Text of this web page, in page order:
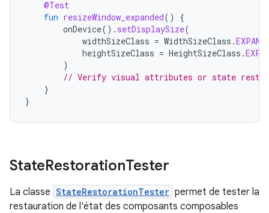
@Test
fun resizeWindow_expanded()
{
onDevice(). setDisplaySize(
widthSizeClass = WidthSizeClass .
heightSizeClass = HeightSizeClass .
)
// Verify visual attributes or state
}
}
StateRestorationTester
La classe StateRestorationTester permet de tester la
restauration de l'état des composants composables